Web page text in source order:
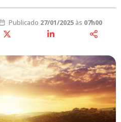
Publicado 27/01/2025às 07h00